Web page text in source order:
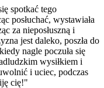
spotkać tego
posłuchać, wystawiała
za nieposłuszną i
jest daleko, poszła do
nagle poczuła się
wysiłkiem i
i uciec, podczas
cię!"